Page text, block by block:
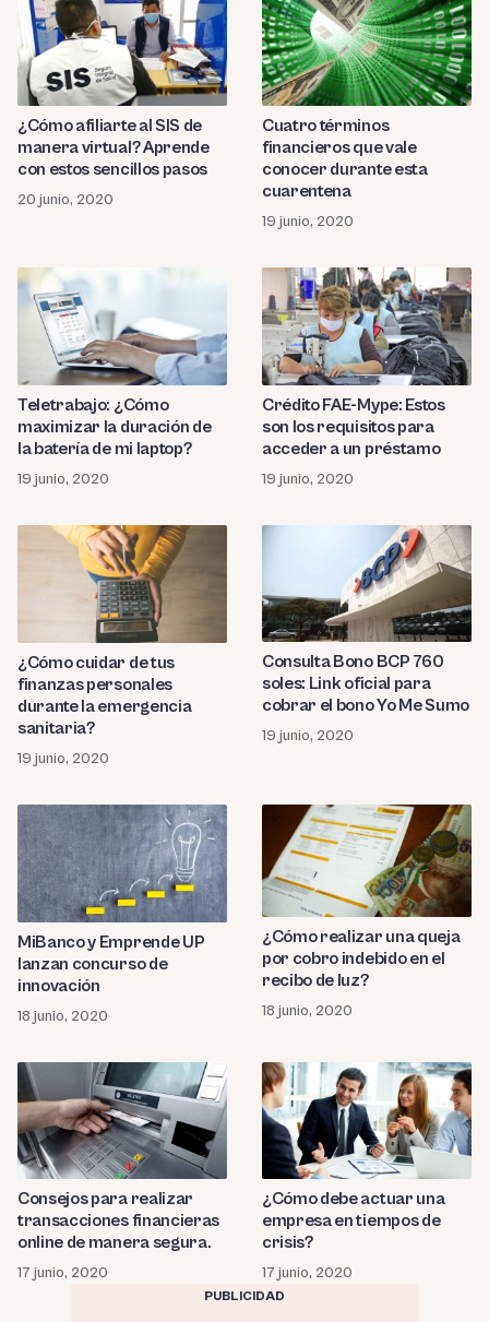
¿Cómo afiliarte al SIS de
manera virtual? Aprende
con estos sencillos pasos
20 junio, 2020
Cuatro términos
financieros que vale
conocer durante esta
cuarentena
19 junio, 2020
Teletrabajo: ¿Cómo
maximizar la duración de
la batería de mi laptop?
19 junio, 2020
Crédito FAE-Mype: Estos
son los requisitos para
acceder a un préstamo
19 junio, 2020
¿Cómo cuidar de tus
finanzas personales
durante la emergencia
sanitaria?
19 junio, 2020
Consulta Bono BCP 760
soles: Link oficial para
cobrar el bono Yo Me Sumo
19 junio, 2020
MiBanco y Emprende UP
lanzan concurso de
innovación
18 junio, 2020
¿Cómo realizar una queja
por cobro indebido en el
recibo de luz?
18 junio, 2020
Consejos para realizar
transacciones financieras
online de manera segura.
17 junio, 2020
¿Cómo debe actuar una
empresa en tiempos de
crisis?
17 junio, 2020
PUBLICIDAD